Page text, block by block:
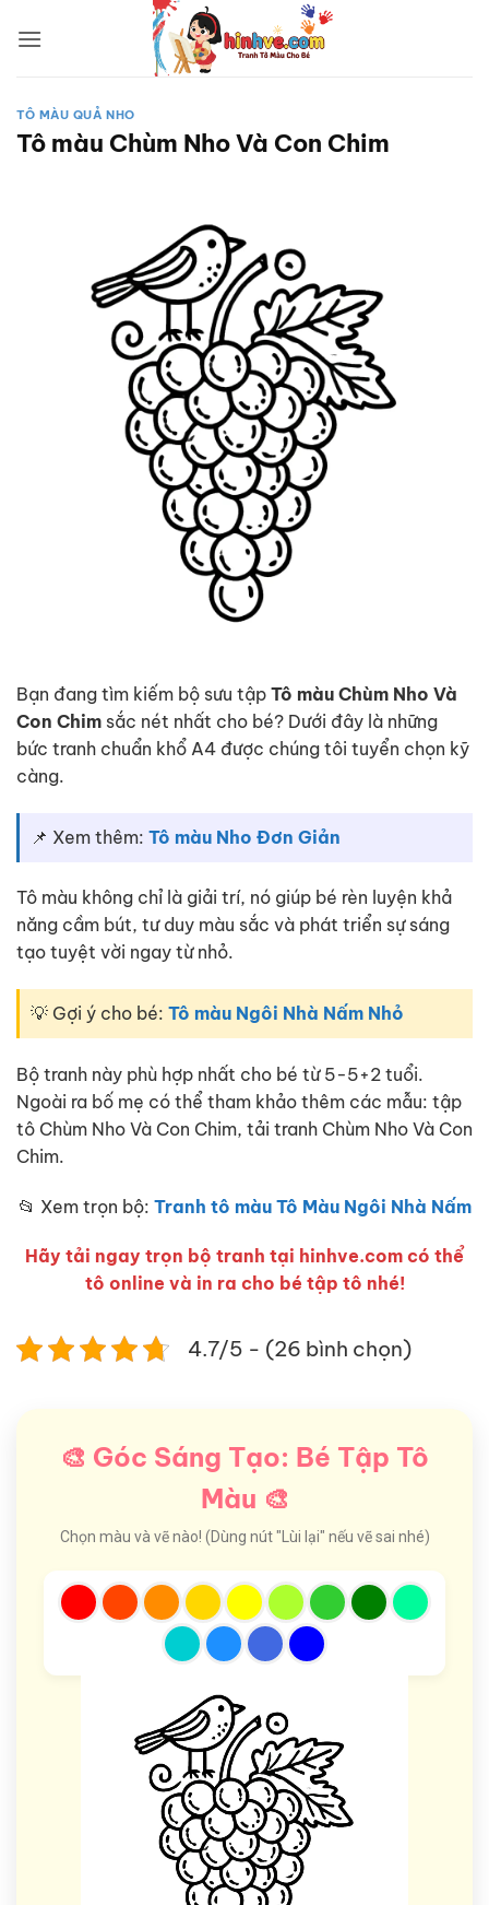
qua
TÔ MÀU QUẢ NHO
Tô màu Chùm Nho Và Con Chim
Bạn đang tìm kiếm bộ sưu tập Tô màu Chùm Nho Và
Con Chim sắc nét nhất cho bé? Dưới đây là những
bức tranh chuẩn khổ A4 được chúng tôi tuyển chọn kỹ
càng.
📌 Xem thêm: Tô màu Nho Đơn Giản
Tô màu không chỉ là giải trí, nó giúp bé rèn luyện khả
năng cầm bút, tư duy màu sắc và phát triển sự sáng
tạo tuyệt vời ngay từ nhỏ.
💡 Gợi ý cho bé: Tô màu Ngôi Nhà Nấm Nhỏ
Bộ tranh này phù hợp nhất cho bé từ 5-5+2 tuổi.
Ngoài ra bố mẹ có thể tham khảo thêm các mẫu: tập
tô Chùm Nho Và Con Chim, tải tranh Chùm Nho Và Con
Chim.
📂 Xem trọn bộ: Tranh tô màu Tô Màu Ngôi Nhà Nấm
Hãy tải ngay trọn bộ tranh tại hinhve.com có thể
tô online và in ra cho bé tập tô nhé!
4.7/5 - (26 bình chọn)
🎨 Góc Sáng Tạo: Bé Tập Tô
Màu 🎨
Chọn màu và vẽ nào! (Dùng nút "Lùi lại" nếu vẽ sai nhé)